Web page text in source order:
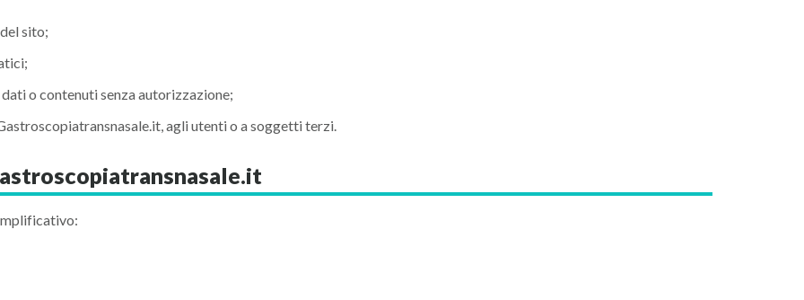
sito;
o contenuti senza autorizzazione;
agli utenti o a soggetti terzi.